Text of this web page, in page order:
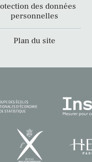
des données
personnelles
Plan du site